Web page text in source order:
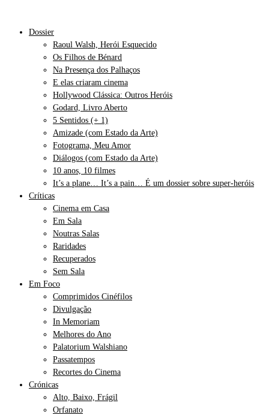
Dossier
Raoul Walsh, Herói Esquecido
Os Filhos de Bénard
Na Presença dos Palhaços
E elas criaram cinema
Hollywood Clássica: Outros Heróis
Godard, Livro Aberto
5 Sentidos (+ 1)
Amizade (com Estado da Arte)
Fotograma, Meu Amor
Diálogos (com Estado da Arte)
10 anos, 10 filmes
It’s a plane… It’s a pain… É um dossier sobre super-heróis
Críticas
Cinema em Casa
Em Sala
Noutras Salas
Raridades
Recuperados
Sem Sala
Em Foco
Comprimidos Cinéfilos
Divulgação
In Memoriam
Melhores do Ano
Palatorium Walshiano
Passatempos
Recortes do Cinema
Crónicas
Alto, Baixo, Frágil
Orfanato